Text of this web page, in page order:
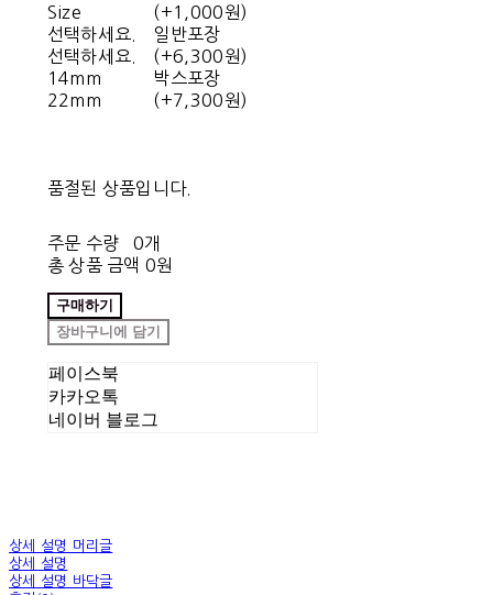
Size
선택하세요.
선택하세요.
14mm
22mm
(+1,000원)
일반포장
(+6,300원)
박스포장
(+7,300원)
품절된 상품입니다.
주문 수량
0개
총 상품 금액 0원
구매하기
장바구니에 담기
페이스북
카카오톡
네이버 블로그
상세 설명 머리글
상세 설명
상세 설명 바닥글